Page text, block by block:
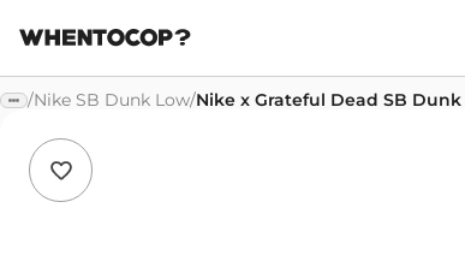
/Nike SB Dunk Low/Nike x Grateful Dead SB Dunk